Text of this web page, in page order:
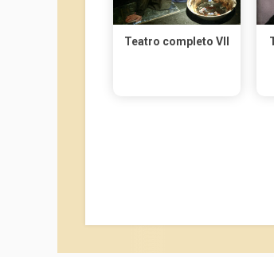
Teatro completo VII